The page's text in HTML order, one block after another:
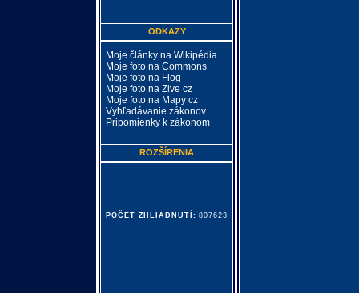
ODKAZY
Moje články na Wikipédia
Moje foto na Commons
Moje foto na Flog
Moje foto na Zive cz
Moje foto na Mapy cz
Vyhľadávanie zákonov
Pripomienky k zákonom
ROZŠÍRENIA
POČET ZHLIADNUTÍ: 807623